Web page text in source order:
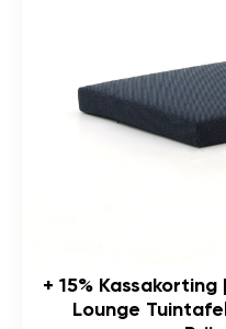
+ 15% Kassakorting
Lounge